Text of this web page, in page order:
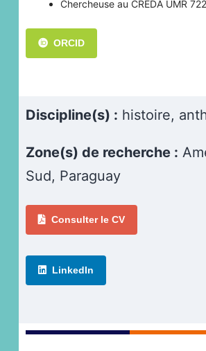
Chercheuse au CREDA UMR
ORCID
Discipline(s) : histoire,
Zone(s) de recherche :
Sud, Paraguay
Consulter le CV
LinkedIn